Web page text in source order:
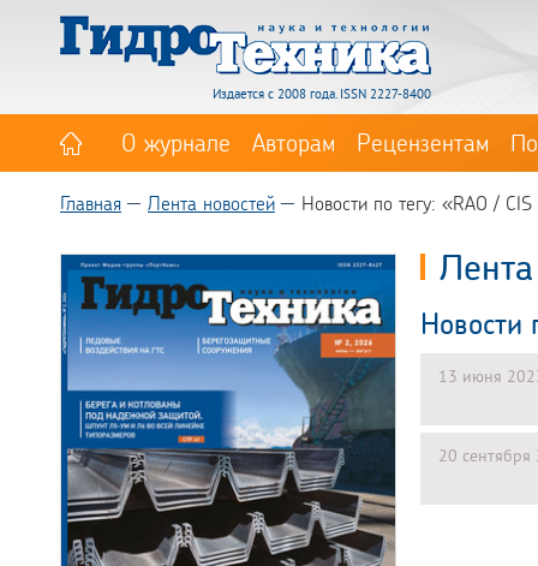
Издается с 2008 года. ISSN 2227-8400
О журнале Авторам Рецензентам
Главная Лента новостей Новости по тегу: «RAO /
Новости
13 июня
20 сентября